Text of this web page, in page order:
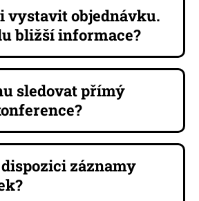
vystavit objednávku.
bližší informace?
sledovat přímý
záznamy